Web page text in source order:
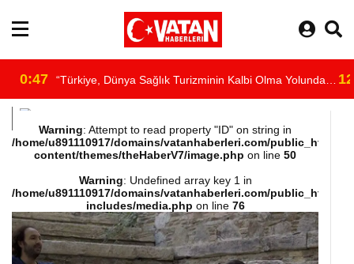
0:47 “Türkiye, Dünya Sağlık Turizminin Kalbi Olma Yolunda
content/themes/theHaberV7/dosyalar/moduller/header-
havadurumu.php
on line16
Warning: Attempt to read property "ID" on string in
/home/u891110917/domains/vatanhaberleri.com/public_html/
content/themes/theHaberV7/image.php on line 50
Warning: Undefined array key 1 in
/home/u891110917/domains/vatanhaberleri.com/public_html/
includes/media.php on line 76